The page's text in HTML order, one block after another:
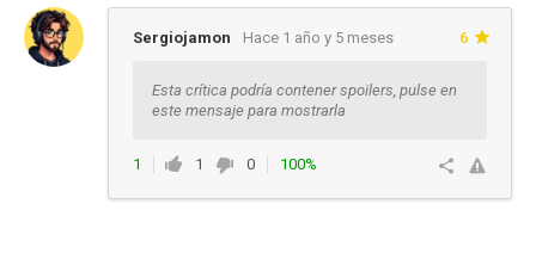
Sergiojamon Hace 1 año y 5 meses 6
Esta crítica podría contener spoilers, pulse en
este mensaje para mostrarla
1 1 0
100%